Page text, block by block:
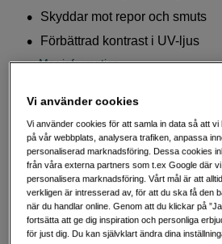
Skyddar mot repor och smuts
Förbättrad kontrast i UV-ljus
Mer information
9 990 SEK
Lägg i
Delbetala från 298 SEK/mån via
Vi använder cookies
Vi använder cookies för att samla in data så att
på vår webbplats, analysera trafiken, anpassa
personaliserad marknadsföring. Dessa cookies
från våra externa partners som t.ex Google där
personalisera marknadsföring. Vårt mål är att
verkligen är intresserad av, för att du ska få den
när du handlar online. Genom att du klickar på
fortsätta att ge dig inspiration och personliga
för just dig. Du kan självklart ändra dina